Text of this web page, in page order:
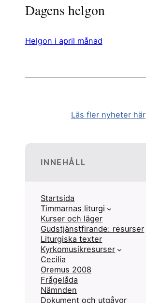
Dagens helgon
Helgon i april månad
Läs fler nyheter här
INNEHÅLL
Startsida
Timmarnas liturgi
Kurser och läger
Gudstjänstfirande: resurser
Liturgiska texter
Kyrkomusikresurser
Cecilia
Oremus 2008
Frågelåda
Nämnden
Dokument och utgåvor